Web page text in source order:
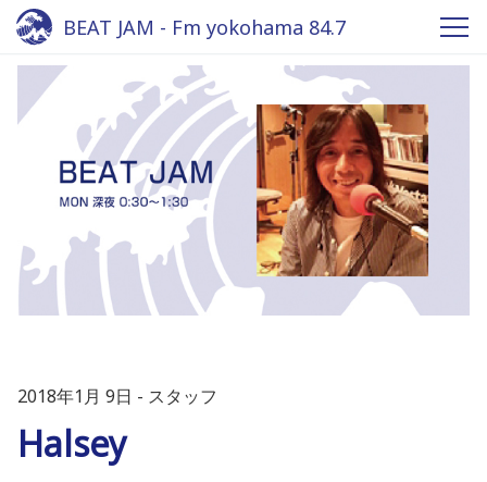
BEAT JAM - Fm yokohama 84.7
2018年1月 9日 スタッフ
Halsey